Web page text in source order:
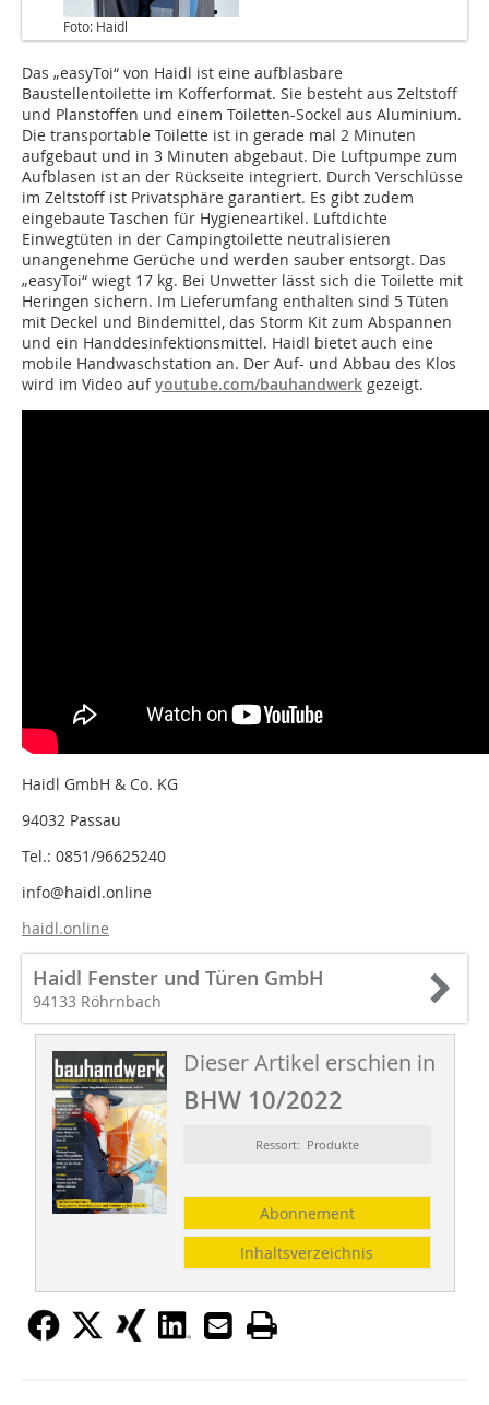
Foto: Haidl
Das „easyToi“ von Haidl ist eine aufblasbare
Baustellentoilette im Kofferformat. Sie besteht aus Zeltstoff
und Planstoffen und einem Toiletten-Sockel aus Aluminium.
Die transportable Toilette ist in gerade mal 2 Minuten
aufgebaut und in 3 Minuten abgebaut. Die Luftpumpe zum
Aufblasen ist an der Rückseite integriert. Durch Verschlüsse
im Zeltstoff ist Privatsphäre garantiert. Es gibt zudem
eingebaute Taschen für Hygieneartikel. Luftdichte
Einwegtüten in der Campingtoilette neutralisieren
unangenehme Gerüche und werden sauber entsorgt. Das
„easyToi“ wiegt 17 kg. Bei Unwetter lässt sich die Toilette mit
Heringen sichern. Im Lieferumfang enthalten sind 5 Tüten
mit Deckel und Bindemittel, das Storm Kit zum Abspannen
und ein Handdesinfektionsmittel. Haidl bietet auch eine
mobile Handwaschstation an. Der Auf- und Abbau des Klos
wird im Video aufyoutube.com/bauhandwerk gezeigt.
Haidl GmbH & Co. KG
94032 Passau
Tel.: 0851/96625240
info@haidl.online
haidl.online
Haidl Fenster und Türen GmbH
94133 Röhrnbach
Dieser Artikel erschien in
BHW 10/2022
Ressort: Produkte
Abonnement
Inhaltsverzeichnis